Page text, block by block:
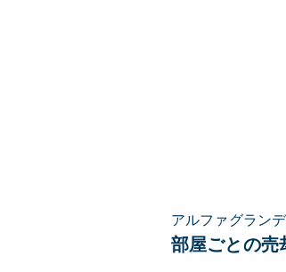
アルファグラン
部屋ごとの売